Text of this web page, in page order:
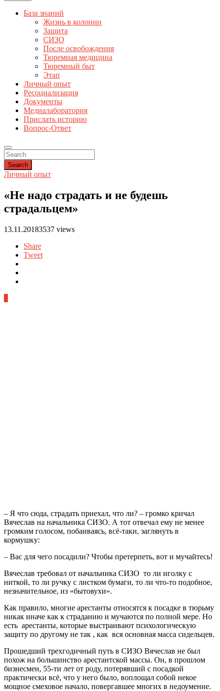
База знаний
Жизнь в колонии
Защита
СИЗО
После освобождения
Тюремная медицина
Тюремный быт
Этап
Личный опыт
Ресоциализация
Документы
Медиалаборатория
Прислать историю
Вопрос-Ответ
Search
Личный опыт
«Не надо страдать и не будешь
страдальцем»
13.11.20183537 views
Share
Tweet
– Я что сюда, страдать приехал, что ли? – громко кричал
Вячеслав на начальника СИЗО. А тот отвечал ему не менее
громким голосом, побаиваясь, всё-таки, заглянуть в
кормушку:
– Вас для чего посадили? Чтобы претерпеть, вот и мучайтесь!
Вячеслав требовал от начальника СИЗО то ли иголку с
ниткой, то ли ручку с листком бумаги, то ли что-то подобное,
незначительное, из «бытовухи».
Как правило, многие арестанты относятся к посадке в тюрьму
никак иначе как к страданию и мучаются по полной мере. Но
есть арестанты, которые выстраивают психологическую
защиту по другому не так , как вся основная масса сидельцев.
Прошедший трехгодичный путь в СИЗО Вячеслав не был
похож на большинство арестантской массы. Он, в прошлом
бизнесмен, 55-ти лет от роду, потерявший с посадкой
практически всё, что у него было, воплощал собой некое
мощное смеховое начало, повергавшее многих в недоумение.